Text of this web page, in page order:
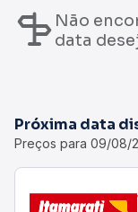
Não
data
Próxima data
Preços para 09/08/